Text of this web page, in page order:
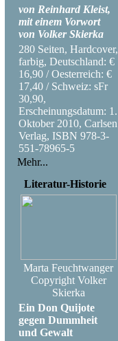
von Reinhard Kleist,
mit einem Vorwort
von Volker Skierka
280 Seiten, Hardcover,
farbig, Deutschland: €
16,90 / Oesterreich: €
17,40 / Schweiz: sFr
30,90,
Erscheinungsdatum: 1.
Oktober 2010, Carlsen
Verlag, ISBN 978-3-
551-78965-5
Mehr...
Literatur-Historie
Marta Feuchtwanger
Copyright Volker
Skierka
Ein Don Quijote
gegen Dummheit
und Gewalt